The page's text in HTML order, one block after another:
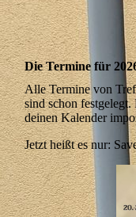
Die Termine für
Alle Termine von
sind schon
deinen Kalender
Jetzt heißt es nur: